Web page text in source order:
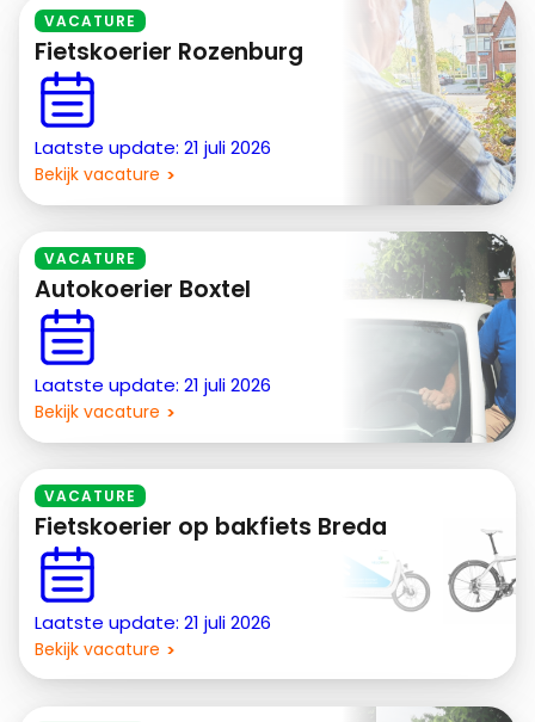
VACATURE
Fietskoerier Rozenburg
Laatste update: 21 juli 2026
Bekijk vacature
VACATURE
Autokoerier Boxtel
Laatste update: 21 juli 2026
Bekijk vacature
VACATURE
Fietskoerier op bakfiets Breda
Laatste update: 21 juli 2026
Bekijk vacature